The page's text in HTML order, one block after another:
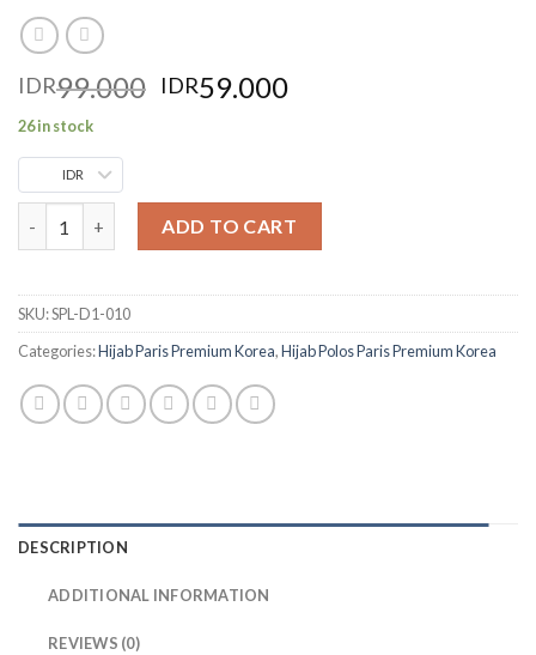
IDR99.000 IDR59.000
26 in stock
IDR
ADD TO CART
SKU:SPL-D1-010
Categories:Hijab Paris Premium Korea,Hijab Polos Paris Premium Korea
DESCRIPTION
ADDITIONAL INFORMATION
REVIEWS (0)